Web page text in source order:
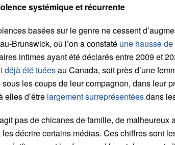
systémique et récurrente
basées sur le genre ne cessent
Brunswick, où l’on a constaté une hausse
intimes ayant été déclarés entre 2009 et
déjà été tuéesau Canada, soit près d’une
sous les coups de leur compagnon, dans leur
elles d’être largement surreprésentéesdans
pas de chicanes de famille, de
les décrire certains médias. Ces chiffres sont